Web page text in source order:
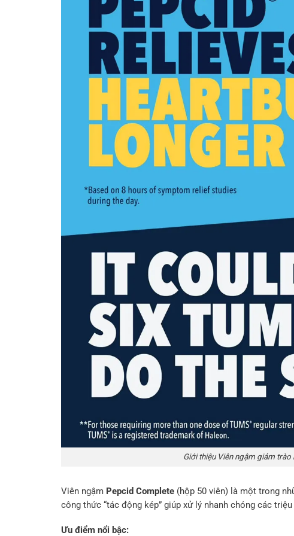
Giới thiệu Viên ngậm giảm
Viên ngậm Pepcid Complete (hộp 50 viên) là một trong
công thức “tác động kép” giúp xử lý nhanh chóng các
Ưu điểm nổi bậc: